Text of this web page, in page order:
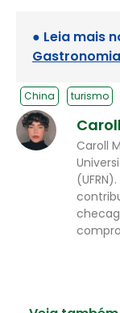
● Leia mais
Gastronomia
China turismo
Caroll